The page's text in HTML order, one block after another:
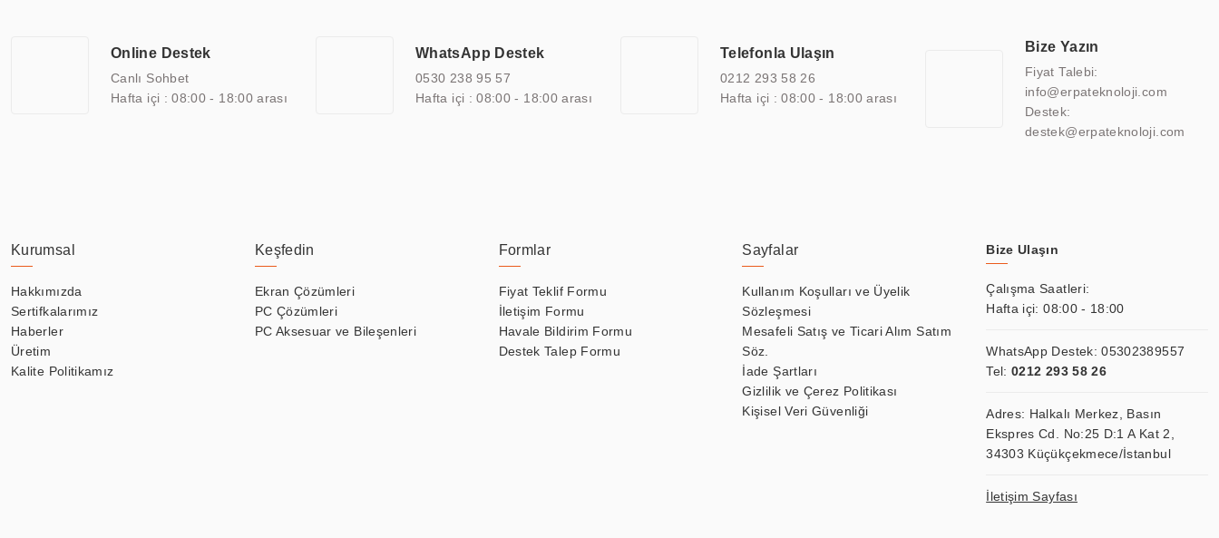
arasında yer almaktadır. ERPA Teknoloji, uluslararası standartlarda kalite belgelerine ve sertifikalara sahip olup, etik değerlere bağlı bir şekilde hareket etmektedir. Kaliteli ekipmanı, uzman kadroları,
yılların getirdiği bilgi ve tecrübe ile birleştiren ERPA Teknoloji, özel çözümleri ile iş ortaklarının öne çıkmasına ve sürekli gelişimine katkı sağlamaktadır.
Online Destek
Canlı Sohbet
Hafta içi : 08:00 - 18:00 arası
WhatsApp Destek
0530 238 95 57
Hafta içi : 08:00 - 18:00 arası
Telefonla Ulaşın
0212 293 58 26
Hafta içi : 08:00 - 18:00 arası
Bize Yazın
Fiyat Talebi:
info@erpateknoloji.com
Destek:
destek@erpateknoloji.com
Kurumsal
Hakkımızda
Sertifkalarımız
Haberler
Üretim
Kalite Politikamız
Keşfedin
Ekran Çözümleri
PC Çözümleri
PC Aksesuar ve Bileşenleri
Formlar
Fiyat Teklif Formu
İletişim Formu
Havale Bildirim Formu
Destek Talep Formu
Sayfalar
Kullanım Koşulları ve Üyelik
Sözleşmesi
Mesafeli Satış ve Ticari Alım Satım
Söz.
İade Şartları
Gizlilik ve Çerez Politikası
Kişisel Veri Güvenliği
Bize Ulaşın
Çalışma Saatleri:
Hafta içi: 08:00 - 18:00
WhatsApp Destek:05302389557
Tel: 0212 293 58 26
Adres: Halkalı Merkez, Basın
Ekspres Cd. No:25 D:1 A Kat 2,
34303 Küçükçekmece/İstanbul
İletişim Sayfası